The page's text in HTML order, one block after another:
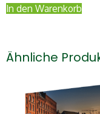
In den Warenkorb
Ähnliche